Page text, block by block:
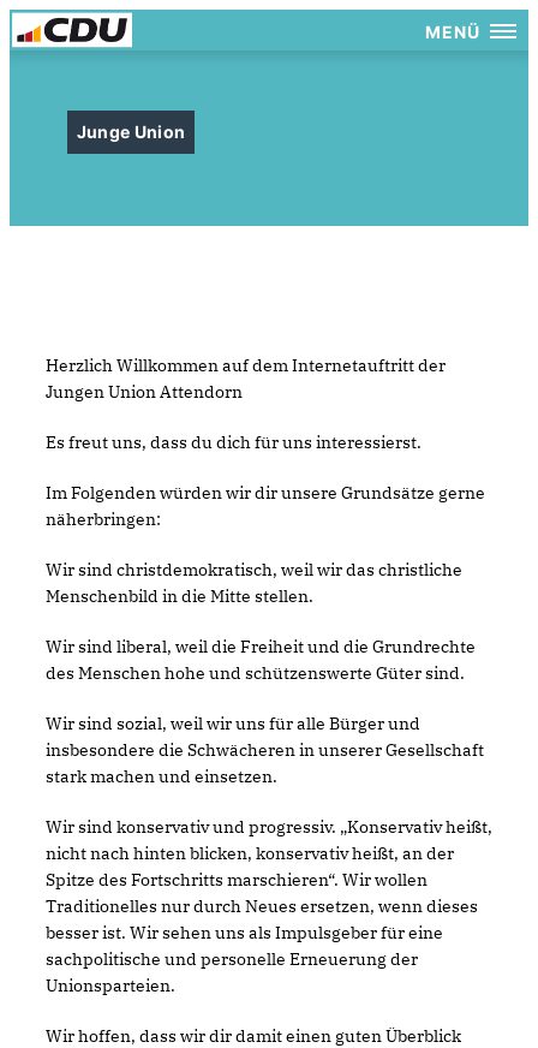
MENÜ
Junge Union
Herzlich Willkommen auf dem Internetauftritt der
Jungen Union Attendorn
Es freut uns, dass du dich für uns interessierst.
Im Folgenden würden wir dir unsere Grundsätze gerne
näherbringen:
Wir sind christdemokratisch, weil wir das christliche
Menschenbild in die Mitte stellen.
Wir sind liberal, weil die Freiheit und die Grundrechte
des Menschen hohe und schützenswerte Güter sind.
Wir sind sozial, weil wir uns für alle Bürger und
insbesondere die Schwächeren in unserer Gesellschaft
stark machen und einsetzen.
Wir sind konservativ und progressiv. „Konservativ heißt,
nicht nach hinten blicken, konservativ heißt, an der
Spitze des Fortschritts marschieren“. Wir wollen
Traditionelles nur durch Neues ersetzen, wenn dieses
besser ist. Wir sehen uns als Impulsgeber für eine
sachpolitische und personelle Erneuerung der
Unionsparteien.
Wir hoffen, dass wir dir damit einen guten Überblick